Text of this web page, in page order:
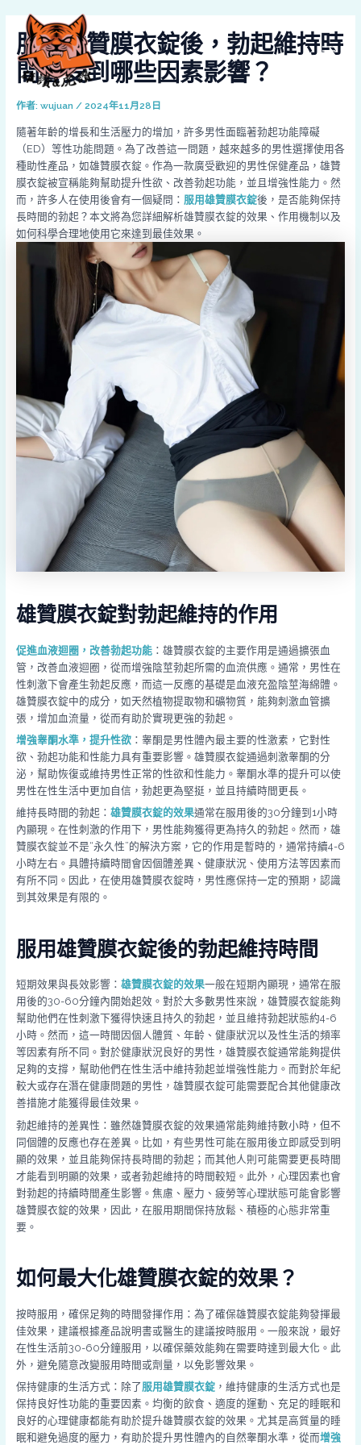
服用雄贊膜衣錠後，勃起維持時
間會受到哪些因素影響？
作者: wujuan / 2024年11月28日
隨著年齡的增長和生活壓力的增加，許多男性面臨著勃起功能障礙
（ED）等性功能問題。為了改善這一問題，越來越多的男性選擇使用各
種助性產品，如雄贊膜衣錠。作為一款廣受歡迎的男性保健產品，雄贊
膜衣錠被宣稱能夠幫助提升性欲、改善勃起功能，並且增強性能力。然
而，許多人在使用後會有一個疑問： 服用雄贊膜衣錠後，是否能夠保持
長時間的勃起？本文將為您詳細解析雄贊膜衣錠的效果、作用機制以及
如何科學合理地使用它來達到最佳效果。
雄贊膜衣錠對勃起維持的作用
促進血液迴圈，改善勃起功能：雄贊膜衣錠的主要作用是通過擴張血
管，改善血液迴圈，從而增強陰莖勃起所需的血流供應。通常，男性在
性刺激下會產生勃起反應，而這一反應的基礎是血液充盈陰莖海綿體。
雄贊膜衣錠中的成分，如天然植物提取物和礦物質，能夠刺激血管擴
張，增加血流量，從而有助於實現更強的勃起。
增強睾酮水準，提升性欲：睾酮是男性體內最主要的性激素，它對性
欲、勃起功能和性能力具有重要影響。雄贊膜衣錠通過刺激睾酮的分
泌，幫助恢復或維持男性正常的性欲和性能力。睾酮水準的提升可以使
男性在性生活中更加自信，勃起更為堅挺，並且持續時間更長。
維持長時間的勃起： 雄贊膜衣錠的效果通常在服用後的30分鐘到1小時
內顯現。在性刺激的作用下，男性能夠獲得更為持久的勃起。然而，雄
贊膜衣錠並不是“永久性”的解決方案，它的作用是暫時的，通常持續4-6
小時左右。具體持續時間會因個體差異、健康狀況、使用方法等因素而
有所不同。因此，在使用雄贊膜衣錠時，男性應保持一定的預期，認識
到其效果是有限的。
服用雄贊膜衣錠後的勃起維持時間
短期效果與長效影響： 雄贊膜衣錠的效果一般在短期內顯現，通常在服
用後的30-60分鐘內開始起效。對於大多數男性來說，雄贊膜衣錠能夠
幫助他們在性刺激下獲得快速且持久的勃起，並且維持勃起狀態約4-6
小時。然而，這一時間因個人體質、年齡、健康狀況以及性生活的頻率
等因素有所不同。對於健康狀況良好的男性，雄贊膜衣錠通常能夠提供
足夠的支撐，幫助他們在性生活中維持勃起並增強性能力。而對於年紀
較大或存在潛在健康問題的男性，雄贊膜衣錠可能需要配合其他健康改
善措施才能獲得最佳效果。
勃起維持的差異性：雖然雄贊膜衣錠的效果通常能夠維持數小時，但不
同個體的反應也存在差異。比如，有些男性可能在服用後立即感受到明
顯的效果，並且能夠保持長時間的勃起；而其他人則可能需要更長時間
才能看到明顯的效果，或者勃起維持的時間較短。此外，心理因素也會
對勃起的持續時間產生影響。焦慮、壓力、疲勞等心理狀態可能會影響
雄贊膜衣錠的效果，因此，在服用期間保持放鬆、積極的心態非常重
要。
如何最大化雄贊膜衣錠的效果？
按時服用，確保足夠的時間發揮作用：為了確保雄贊膜衣錠能夠發揮最
佳效果，建議根據產品說明書或醫生的建議按時服用。一般來說，最好
在性生活前30-60分鐘服用，以確保藥效能夠在需要時達到最大化。此
外，避免隨意改變服用時間或劑量，以免影響效果。
保持健康的生活方式：除了服用雄贊膜衣錠，維持健康的生活方式也是
保持良好性功能的重要因素。均衡的飲食、適度的運動、充足的睡眠和
良好的心理健康都能有助於提升雄贊膜衣錠的效果。尤其是高質量的睡
眠和避免過度的壓力，有助於提升男性體內的自然睾酮水準，從而增強
navigation